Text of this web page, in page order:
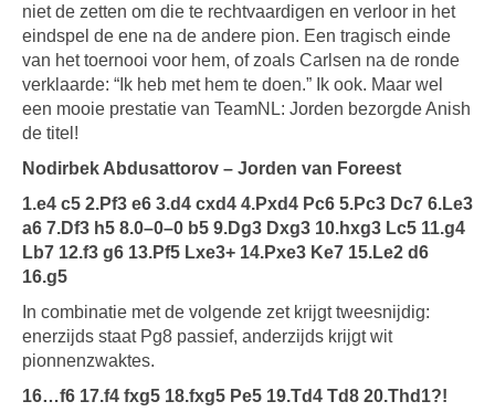
niet de zetten om die te rechtvaardigen en verloor in het
eindspel de ene na de andere pion. Een tragisch einde
van het toernooi voor hem, of zoals Carlsen na de ronde
verklaarde: “Ik heb met hem te doen.” Ik ook. Maar wel
een mooie prestatie van TeamNL: Jorden bezorgde Anish
de titel!
Nodirbek Abdusattorov – Jorden van Foreest
1.e4 c5 2.Pf3 e6 3.d4 cxd4 4.Pxd4 Pc6 5.Pc3 Dc7 6.Le3
a6 7.Df3 h5 8.0–0–0 b5 9.Dg3 Dxg3 10.hxg3 Lc5 11.g4
Lb7 12.f3 g6 13.Pf5 Lxe3+ 14.Pxe3 Ke7 15.Le2 d6
16.g5
In combinatie met de volgende zet krijgt tweesnijdig:
enerzijds staat Pg8 passief, anderzijds krijgt wit
pionnenzwaktes.
16…f6 17.f4 fxg5 18.fxg5 Pe5 19.Td4 Td8 20.Thd1?!